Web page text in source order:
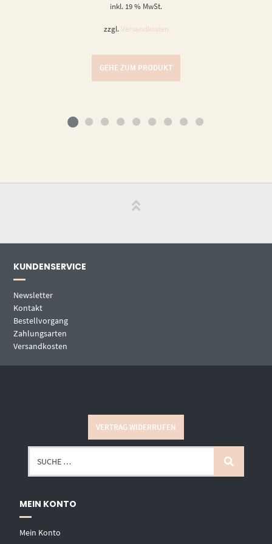
inkl. 19 % MwSt.
zzgl. Versandkosten
GEHE ZUM PRODUKT
KUNDENSERVICE
Newsletter
Kontakt
Bestellvorgang
Zahlungsarten
Versandkosten
VERTRAG WIDERRUFEN
MEIN KONTO
Mein Konto